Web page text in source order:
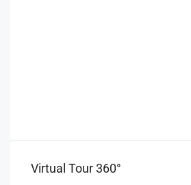
Virtual Tour 360°